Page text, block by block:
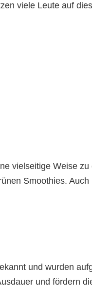
viele Leute auf
vielseitige Weise
Smoothies.
und wurden
und fördern